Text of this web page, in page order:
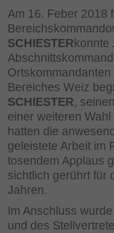
Am 16. Feber 2018
SCHIESTERkonnte
Bereiches Weiz
SCHIESTER,
einer weiteren
hatten die
geleistete Arbeit im
tosendem Applaus
sichtlich gerührt für
Jahren.
Im Anschluss
und des